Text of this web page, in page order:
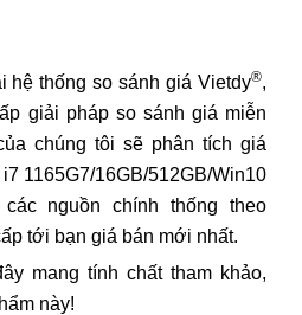
hệ thống so sánh giá Vietdy®,
giải pháp so sánh giá miễn
chúng tôi sẽ phân tích giá
1165G7/16GB/512GB/Win10
các nguồn chính thống theo
tới bạn giá bán mới nhất.
mang tính chất tham khảo,
này!